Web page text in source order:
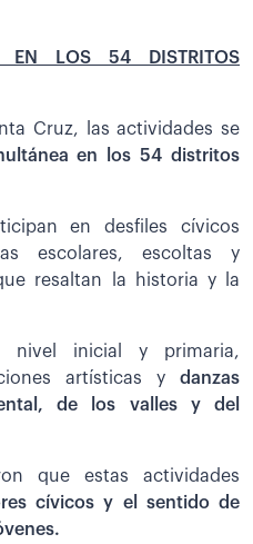
EN LOS 54 DISTRITOS
Cruz, las actividades se
en los 54 distritos
en desfiles cívicos
escolares, escoltas y
resaltan la historia y la
nivel inicial y primaria,
artísticas y danzas
de los valles y del
que estas actividades
cívicos y el sentido de